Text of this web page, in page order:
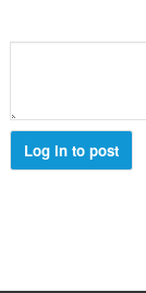
Log in to post